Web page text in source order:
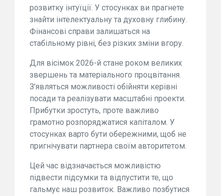
розвитку інтуїції. У стосунках ви прагнете
знайти інтелектуальну та духовну глибину.
Фінансові справи залишаться на
стабільному рівні, без різких зміни вгору.
Для вісімок 2026-й стане роком великих
звершень та матеріального процвітання.
З'являться можливості обійняти керівні
посади та реалізувати масштабні проекти.
Прибутки зростуть, проте важливо
грамотно розпоряджатися капіталом. У
стосунках варто бути обережними, щоб не
пригнічувати партнера своїм авторитетом.
Цей час відзначається можливістю
підвести підсумки та відпустити те, що
гальмує наш розвиток. Важливо позбутися